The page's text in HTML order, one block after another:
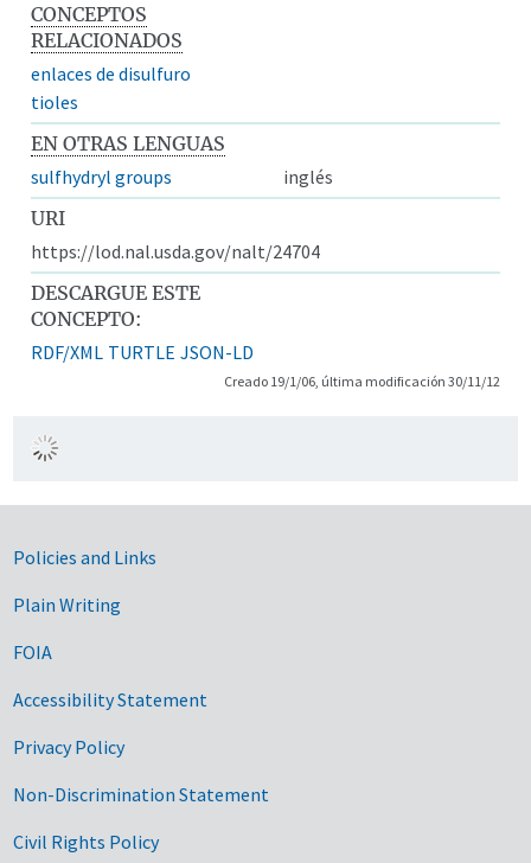
CONCEPTOS
RELACIONADOS
enlaces de disulfuro
tioles
EN OTRAS LENGUAS
sulfhydryl groups
inglés
URI
https://lod.nal.usda.gov/nalt/24704
DESCARGUE ESTE
CONCEPTO:
RDF/XML TURTLE JSON-LD
Creado 19/1/06, última modificación 30/11/12
Government Links
Policies and Links
Plain Writing
FOIA
Accessibility Statement
Privacy Policy
Non-Discrimination Statement
Civil Rights Policy